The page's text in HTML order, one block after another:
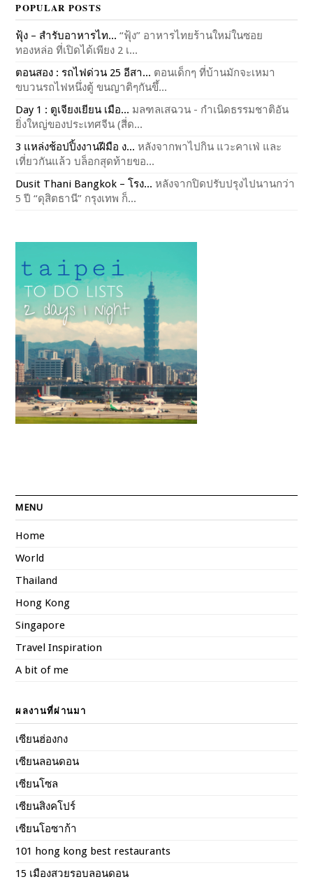
POPULAR POSTS
ฟุ้ง – สำรับอาหารไท... “ฟุ้ง” อาหารไทยร้านใหม่ในซอย
ทองหล่อ ที่เปิดได้เพียง 2 เ...
ตอนสอง : รถไฟด่วน 25 อีสา... ตอนเด็กๆ ที่บ้านมักจะเหมา
ขบวนรถไฟหนึ่งตู้ ขนญาติๆกันขึ้...
Day 1 : ตูเจียงเยียน เมือ... มลฑลเสฉวน - กำเนิดธรรมชาติอัน
ยิ่งใหญ่ของประเทศจีน (สี่ด...
3 แหล่งช้อปปิ้งงานฝีมือ ง... หลังจากพาไปกิน แวะคาเฟ่ และ
เที่ยวกันแล้ว บล็อกสุดท้ายขอ...
Dusit Thani Bangkok – โรง... หลังจากปิดปรับปรุงไปนานกว่า
5 ปี “ดุสิตธานี” กรุงเทพ ก็...
MENU
Home
World
Thailand
Hong Kong
Singapore
Travel Inspiration
A bit of me
ผลงานที่ผ่านมา
เซียนฮ่องกง
เซียนลอนดอน
เซียนโซล
เซียนสิงคโปร์
เซียนโอซาก้า
101 hong kong best restaurants
15 เมืองสวยรอบลอนดอน